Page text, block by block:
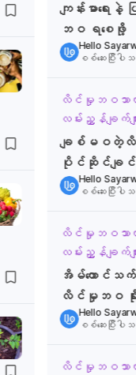
ကျန်းမာရေ
ဘဝ ရစေဖို့
Hello
စစ်ဆေးပြီးပ
လိင်မှုဘဝသာယာပ
လမ်းညွှန်ချက်မျ
ချစ်မဝတဲ့လိ
ပိုင်ဆိုင်ချ
Hello
စစ်ဆေးပြီးပ
လိင်မှုဘဝသာယာပ
လမ်းညွှန်ချက်မျ
အိမ်ထောင်သက်တ
လိင်မှုဘဝ ရိုး
လား Hello
စစ်ဆေးပြီးပ
လိင်မှုဘဝသာယာပ